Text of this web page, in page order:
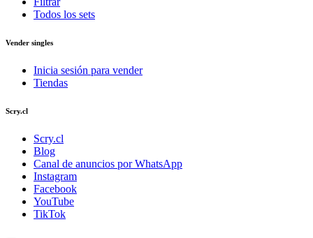
Todos los sets
Vender singles
Inicia sesión para vender
Tiendas
Scry.cl
Scry.cl
Blog
Canal de anuncios por WhatsApp
Instagram
Facebook
YouTube
TikTok